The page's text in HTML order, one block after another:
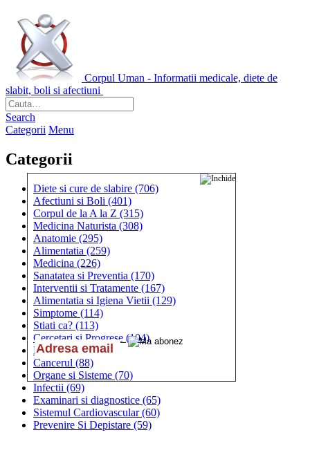
Corpul Uman - Informatii medicale, diete de
slabit, boli si afectiuni
Search
Categorii Menu
Categorii
Diete si cure de slabire (706)
Afectiuni si Boli (401)
Corpul de la A la Z (315)
Medicina Naturista (308)
Anatomie (295)
Alimentatia (259)
Medicina (226)
Sanatatea si Preventia (170)
Interventii si Tratamente (167)
Alimentatia si Igiena Vietii (129)
Simptome (114)
Stiati ca? (113)
Cercetari si Progrese (104)
Documentare(97)
Cancerul (88)
Organe si Sisteme (70)
Infectii (69)
Examinari si diagnostice (65)
Sistemul Cardiovascular(60)
Prevenire Si Depistare (59)